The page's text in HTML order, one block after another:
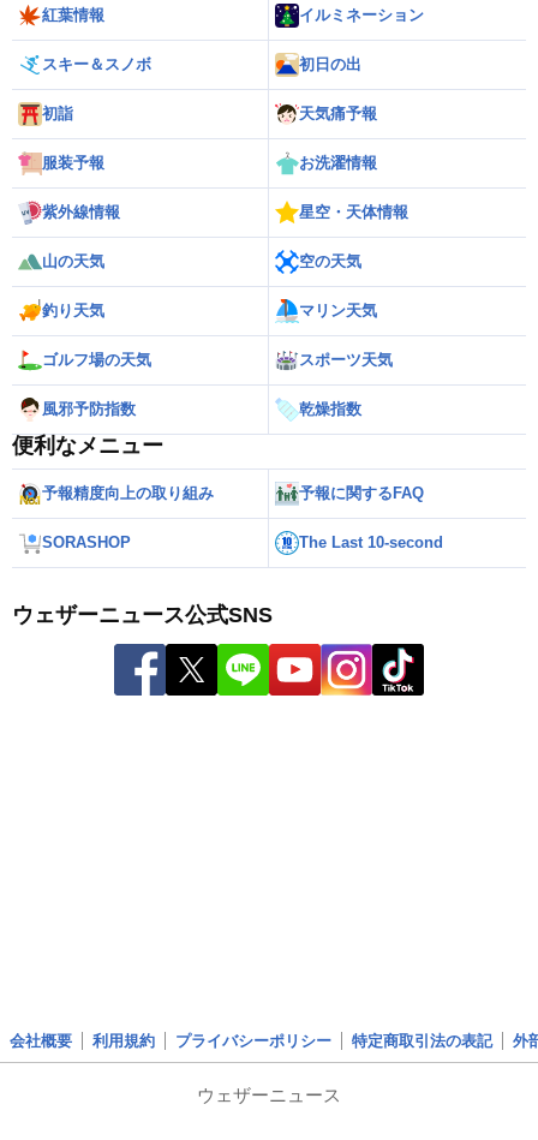
紅葉情報 イルミネーション
スキー＆スノボ 初日の出
初詣 天気痛予報
服装予報 お洗濯情報
紫外線情報 星空・天体情報
山の天気 空の天気
釣り天気 マリン天気
ゴルフ場の天気 スポーツ天気
風邪予防指数 乾燥指数
便利なメニュー
予報精度向上の取り組み 予報に関するFAQ
SORASHOP The Last 10-second
ウェザーニュース公式SNS
会社概要 利用規約 プライバシーポリシー 特定商取引法の表記 外
ウェザーニュース